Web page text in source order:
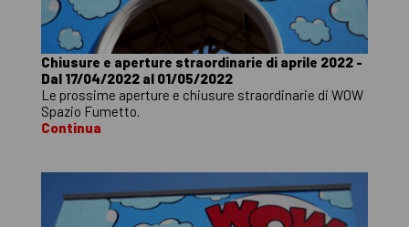
Chiusure e aperture straordinarie di aprile 2022 -
Dal 17/04/2022 al 01/05/2022
Le prossime aperture e chiusure straordinarie di WOW
Spazio Fumetto.
Continua